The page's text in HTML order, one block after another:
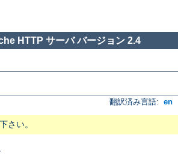
HTTP サーバ バージョン 2.4
翻訳済み言語: en
さい。